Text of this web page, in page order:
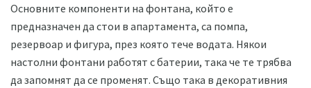
Основните компоненти на фонтана, който е
предназначен да стои в апартамента, са помпа,
резервоар и фигура, през която тече водата. Някои
настолни фонтани работят с батерии, така че те трябва
да запомнят да се променят. Също така в декоративния